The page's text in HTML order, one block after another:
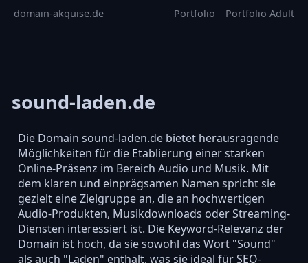
domain-akquise.de Portfolio Portfolio Adult
sound-laden.de
Die Domain sound-laden.de bietet herausragende
Möglichkeiten für die Etablierung einer starken
Online-Präsenz im Bereich Audio und Musik. Mit
dem klaren und einprägsamen Namen spricht sie
gezielt eine Zielgruppe an, die an hochwertigen
Audio-Produkten, Musikdownloads oder Streaming-
Diensten interessiert ist. Die Keyword-Relevanz der
Domain ist hoch, da sie sowohl das Wort "Sound"
als auch "Laden" enthält, was sie ideal für SEO-